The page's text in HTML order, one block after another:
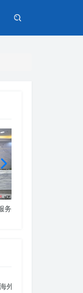
务
外订单激增，你准备好